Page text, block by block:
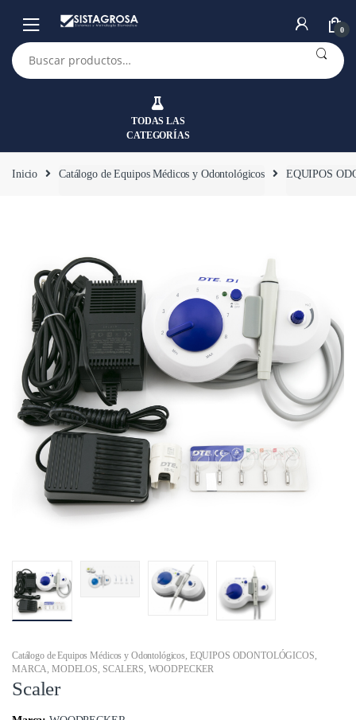
navegación
contenido
0
Buscar
por:
TODAS LAS
CATEGORÍAS
Inicio Catálogo de Equipos Médicos y Odontológicos EQUIPOS
Catálogo de Equipos Médicos y Odontológicos, EQUIPOS ODONTOLÓGICOS,
MARCA,MODELOS, SCALERS, WOODPECKER
Scaler